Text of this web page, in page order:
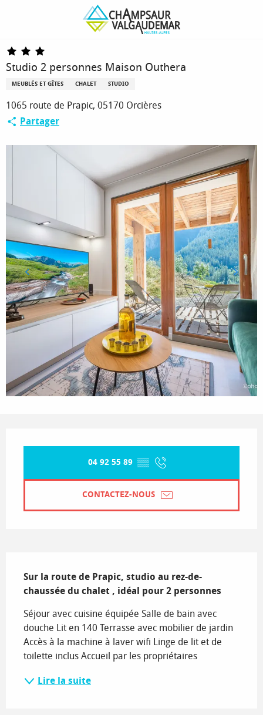
principal
Studio 2 personnes Maison Outhera
Studio 2 personnes Maison Outhera
MEUBLÉS ET GÎTES CHALET STUDIO
1065 route de Prapic, 05170 Orcières
Partager
04 92 55 89 ▒▒
CONTACTEZ-NOUS
Sur la route de Prapic, studio au rez-de-
chaussée du chalet , idéal pour 2 personnes
Séjour avec cuisine équipée Salle de bain avec
douche Lit en 140 Terrasse avec mobilier de jardin
Accès à la machine à laver wifi Linge de lit et de
toilette inclus Accueil par les propriétaires
Lire la suite